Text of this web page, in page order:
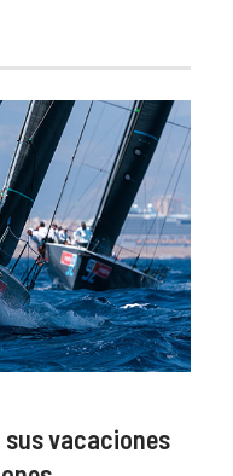
sus vacaciones